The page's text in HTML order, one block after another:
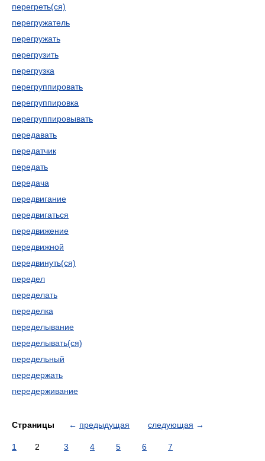
перегреть(ся)
перегружатель
перегружать
перегрузить
перегрузка
перегруппировать
перегруппировка
перегруппировывать
передавать
передатчик
передать
передача
передвигание
передвигаться
передвижение
передвижной
передвинуть(ся)
передел
переделать
переделка
переделывание
переделывать(ся)
передельный
передержать
передерживание
Страницы ← предыдущая следующая →
1 2 3 4 5 6 7